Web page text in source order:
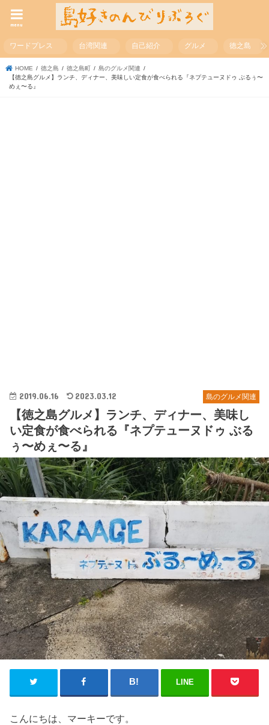
menu
ワードプレス 台湾関連 自己紹介 グルメ 徳之島
HOME 徳之島 徳之島町
島のグルメ関連
【徳之島グルメ】ランチ、ディナー、美味しい定食が食べられる『ネプテューヌドゥ ぶるぅ〜
めぇ〜る』
島のグルメ関連
2019.06.16 2023.03.12
【徳之島グルメ】ランチ、ディナー、美味し
い定食が食べられる『ネプテューヌドゥ ぶる
ぅ〜めぇ〜る』
LINE
こんにちは、マーキーです。